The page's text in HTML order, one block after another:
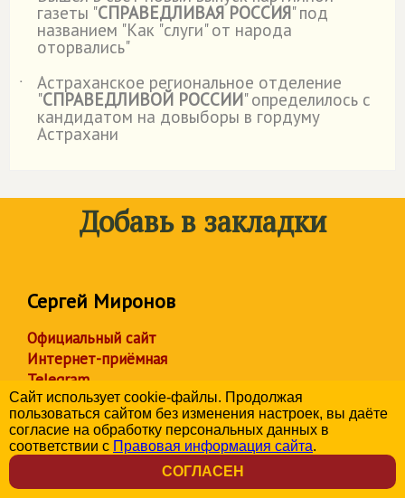
газеты "СПРАВЕДЛИВАЯ РОССИЯ" под
названием "Как "слуги" от народа
оторвались"
˙
Астраханское региональное отделение
"СПРАВЕДЛИВОЙ РОССИИ" определилось с
кандидатом на довыборы в гордуму
Астрахани
Добавь в закладки
Сергей Миронов
Официальный сайт
Интернет-приёмная
Telegram
Дзен
Twitter
ВКонтакте
Сайт использует cookie-файлы. Продолжая
пользоваться сайтом без изменения настроек, вы даёте
согласие на обработку персональных данных в
соответствии с Правовая информация сайта.
СОГЛАСЕН